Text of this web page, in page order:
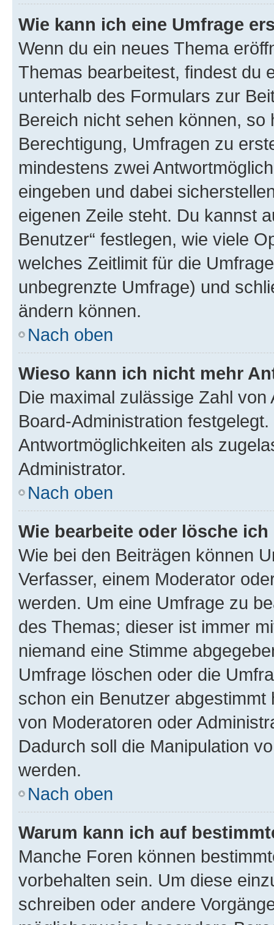
Wie kann ich eine Umfrage
Wenn du ein neues Thema
Themas bearbeitest, findest du
unterhalb des Formulars zur
Bereich nicht sehen können,
Berechtigung, Umfragen zu
mindestens zwei
eingeben und dabei
eigenen Zeile steht. Du kannst
Benutzer“ festlegen, wie viele
welches Zeitlimit für die
unbegrenzte Umfrage) und
ändern können.
Nach oben
Wieso kann ich nicht mehr
Die maximal zulässige Zahl
Board-Administration
Antwortmöglichkeiten als
Administrator.
Nach oben
Wie bearbeite oder lösche
Wie bei den Beiträgen können
Verfasser, einem Moderator
werden. Um eine Umfrage zu
des Themas; dieser ist immer
niemand eine Stimme
Umfrage löschen oder die
schon ein Benutzer
von Moderatoren oder
Dadurch soll die Manipulation
werden.
Nach oben
Warum kann ich auf
Manche Foren können
vorbehalten sein. Um diese
schreiben oder andere